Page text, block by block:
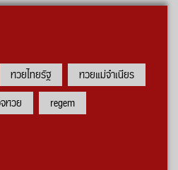
หวยไทยรัฐ
หวยแม่จำเนียร
หวย regem